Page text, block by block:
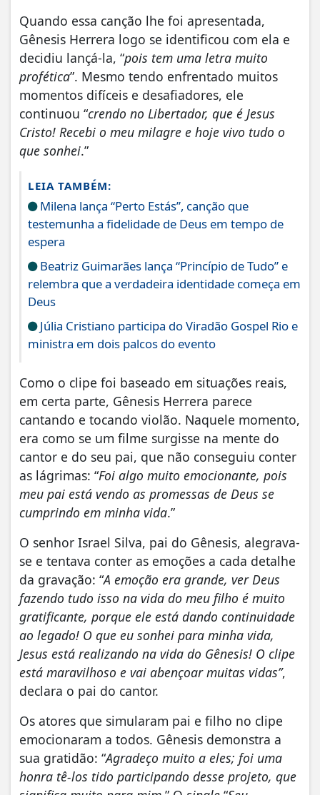
Quando essa canção lhe foi apresentada,
Gênesis Herrera logo se identificou com ela e
decidiu lançá-la, “pois tem uma letra muito
profética”. Mesmo tendo enfrentado muitos
momentos difíceis e desafiadores, ele
continuou “crendo no Libertador, que é Jesus
Cristo! Recebi o meu milagre e hoje vivo tudo o
que sonhei.”
LEIA TAMBÉM:
Milena lança “Perto Estás”, canção que
testemunha a fidelidade de Deus em tempo de
espera
Beatriz Guimarães lança “Princípio de Tudo” e
relembra que a verdadeira identidade começa em
Deus
Júlia Cristiano participa do Viradão Gospel Rio e
ministra em dois palcos do evento
Como o clipe foi baseado em situações reais,
em certa parte, Gênesis Herrera parece
cantando e tocando violão. Naquele momento,
era como se um filme surgisse na mente do
cantor e do seu pai, que não conseguiu conter
as lágrimas: “Foi algo muito emocionante, pois
meu pai está vendo as promessas de Deus se
cumprindo em minha vida.”
O senhor Israel Silva, pai do Gênesis, alegrava-
se e tentava conter as emoções a cada detalhe
da gravação: “A emoção era grande, ver Deus
fazendo tudo isso na vida do meu filho é muito
gratificante, porque ele está dando continuidade
ao legado! O que eu sonhei para minha vida,
Jesus está realizando na vida do Gênesis! O clipe
está maravilhoso e vai abençoar muitas vidas”,
declara o pai do cantor.
Os atores que simularam pai e filho no clipe
emocionaram a todos. Gênesis demonstra a
sua gratidão: “Agradeço muito a eles; foi uma
honra tê-los tido participando desse projeto, que